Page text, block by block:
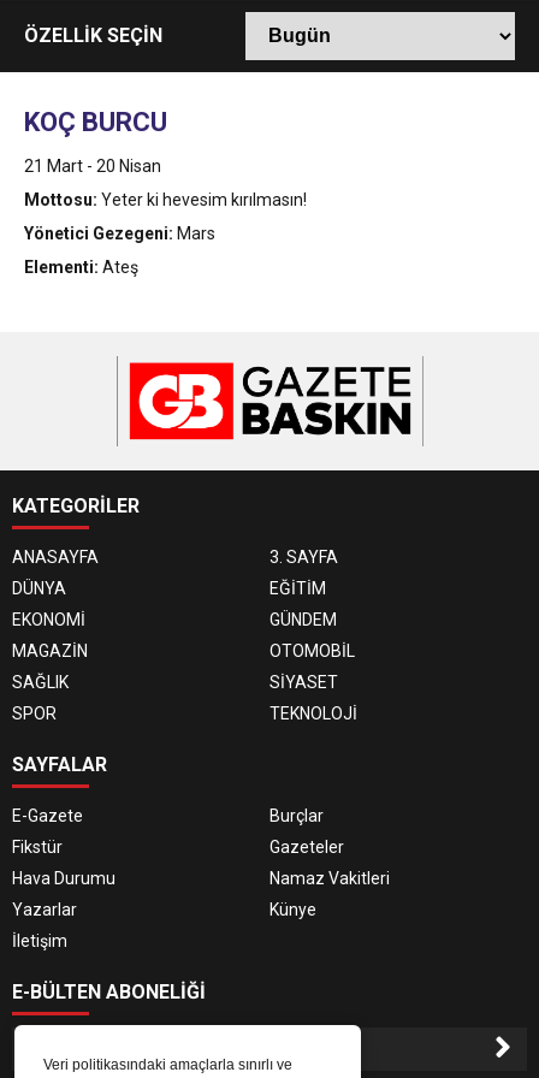
Veri politikasındaki amaçlarla sınırlı ve
10:28 AFAD: Akdeniz açıklarında 4.8 büyüklüğünde
9:12 Muğla’da 4.7 büyüklüğünde deprem
ÖZELLİK SEÇİN
KOÇ BURCU
21 Mart - 20 Nisan
Mottosu: Yeter ki hevesim kırılmasın!
Yönetici Gezegeni: Mars
Elementi: Ateş
KATEGORİLER
ANASAYFA
3. SAYFA
DÜNYA
EĞİTİM
EKONOMİ
GÜNDEM
MAGAZİN
OTOMOBİL
SAĞLIK
SİYASET
SPOR
TEKNOLOJİ
SAYFALAR
E-Gazete
Burçlar
Fikstür
Gazeteler
Hava Durumu
Namaz Vakitleri
Yazarlar
Künye
İletişim
E-BÜLTEN ABONELİĞİ